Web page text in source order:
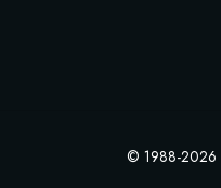
© 1988-2026